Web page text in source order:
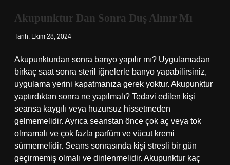
Akupunktur Dan Sonra Duş Alınır Mı
Tarih: Ekim 28, 2024
Akupunkturdan sonra banyo yapılır mı? Uygulamadan
birkaç saat sonra steril iğnelerle banyo yapabilirsiniz,
uygulama yerini kapatmanıza gerek yoktur. Akupunktur
yaptırdıktan sonra ne yapılmalı? Tedavi edilen kişi
seansa kaygılı veya huzursuz hissetmeden
gelmemelidir. Ayrıca seanstan önce çok aç veya tok
olmamalı ve çok fazla parfüm ve vücut kremi
sürmemelidir. Seans sonrasında kişi stresli bir gün
geçirmemiş olmalı ve dinlenmelidir. Akupunktur kaç